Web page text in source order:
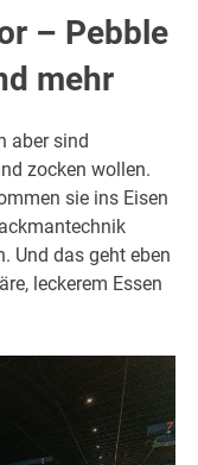
– Pebble
mehr
aber sind
zocken wollen.
sie ins Eisen
Und das geht eben
leckerem Essen